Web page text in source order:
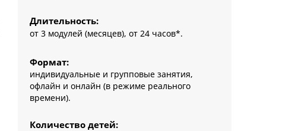
Длительность:
от 3 модулей (месяцев), от 24 часов*.
Формат:
индивидуальные и групповые занятия,
офлайн и онлайн (в режиме реального
времени).
Количество детей: